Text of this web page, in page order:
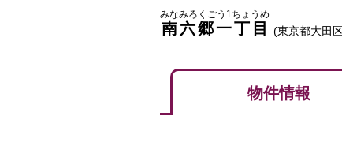
南六郷一丁目
みなみろくごう1ちょうめ
(東京都大田
物件情報